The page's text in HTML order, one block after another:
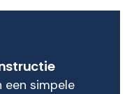
een simpele